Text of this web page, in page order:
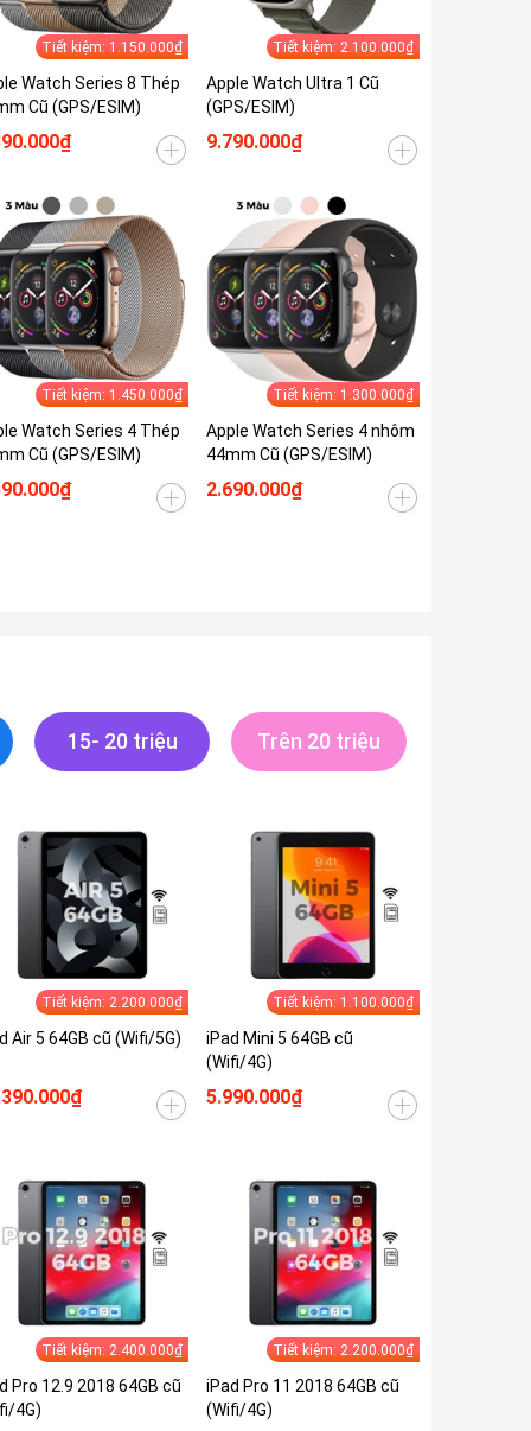
Tiết kiệm: 1.150.000₫
Watch Series 8 Thép
Cũ (GPS/ESIM)
Tiết kiệm: 2.100.000₫
Apple Watch Ultra 1 Cũ
(GPS/ESIM)
9.790.000₫
Tiết kiệm: 1.450.000₫
Watch Series 4 Thép
Cũ (GPS/ESIM)
Tiết kiệm: 1.300.000₫
Apple Watch Series 4 nhôm
44mm Cũ (GPS/ESIM)
2.690.000₫
15- 20 triệu Trên 20 triệu
Tiết kiệm: 2.200.000₫
Air 5 64GB cũ (Wifi/5G)
Tiết kiệm: 1.100.000₫
iPad Mini 5 64GB cũ
(Wifi/4G)
5.990.000₫
Tiết kiệm: 2.400.000₫
Pro 12.9 2018 64GB cũ
4G)
Tiết kiệm: 2.200.000₫
iPad Pro 11 2018 64GB cũ
(Wifi/4G)